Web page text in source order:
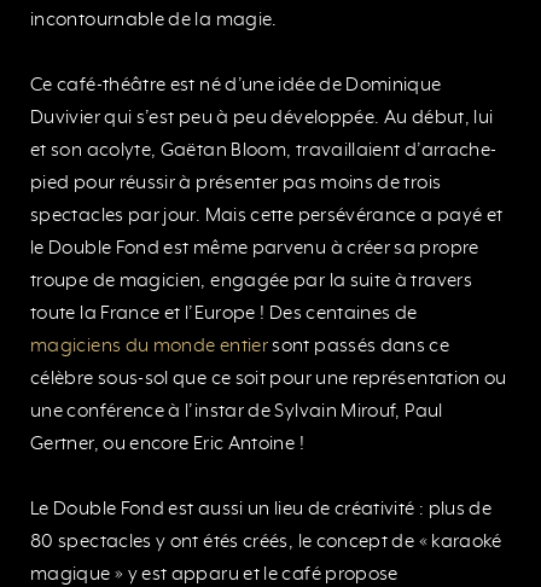
incontournable de la magie.
Ce café-théâtre est né d’une idée de Dominique
Duvivier qui s’est peu à peu développée. Au début, lui
et son acolyte, Gaëtan Bloom, travaillaient d’arrache-
pied pour réussir à présenter pas moins de trois
spectacles par jour. Mais cette persévérance a payé et
le Double Fond est même parvenu à créer sa propre
troupe de magicien, engagée par la suite à travers
toute la France et l’Europe ! Des centaines de
magiciens du monde entiersont passés dans ce
célèbre sous-sol que ce soit pour une représentation ou
une conférence à l’instar de Sylvain Mirouf, Paul
Gertner, ou encore Eric Antoine !
Le Double Fond est aussi un lieu de créativité : plus de
80 spectacles y ont étés créés, le concept de « karaoké
magique » y est apparu et le café propose